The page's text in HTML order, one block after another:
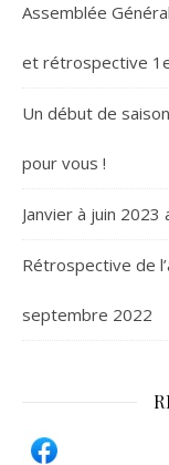
Assemblée
et rétrospective
Un début de
pour vous !
Janvier à juin 2023
Rétrospective de
septembre 2022